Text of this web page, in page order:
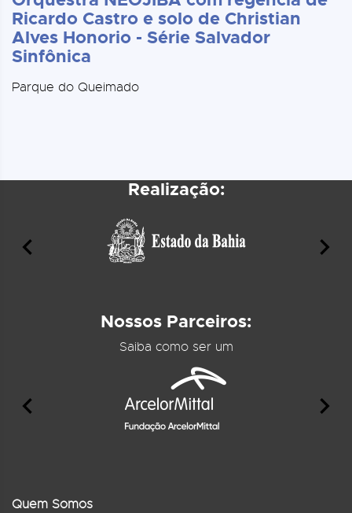
Ricardo Castro e solo de Christian
Alves Honorio - Série Salvador
Sinfônica
Parque do Queimado
Realização:
Nossos Parceiros:
Saiba como ser um
Quem Somos